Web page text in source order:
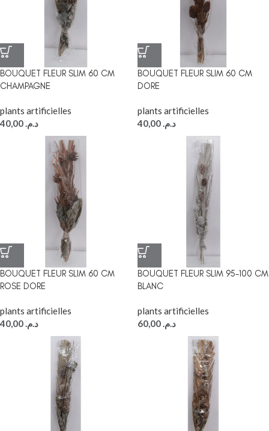
BOUQUET FLEUR SLIM 60 CM
CHAMPAGNE
plants artificielles
د.م.
BOUQUET FLEUR SLIM 60 CM
DORE
plants artificielles
د.م.
BOUQUET FLEUR SLIM 60 CM
ROSE DORE
plants artificielles
د.م.
BOUQUET FLEUR SLIM 95-100 CM
BLANC
plants artificielles
د.م.